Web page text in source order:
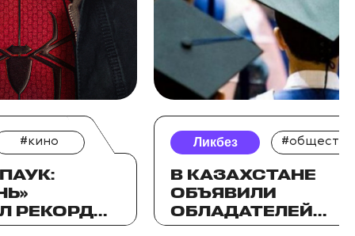
#кино
РЕКОРД
Ликбез #общество
В КАЗАХСТАНЕ
ОБЪЯВИЛИ
ОБЛАДАТЕЛЕЙ